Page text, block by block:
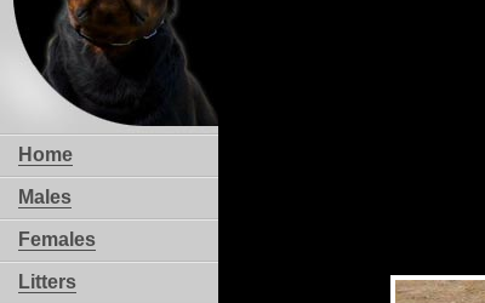
Home
Males
Females
Litters